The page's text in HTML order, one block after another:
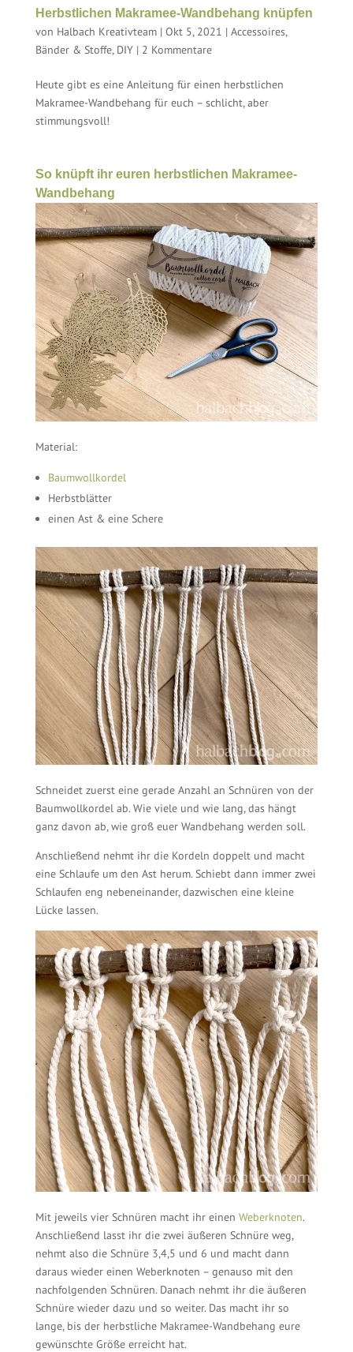
Herbstlichen Makramee-Wandbehang knüpfen
von Halbach Kreativteam| Okt 5, 2021 | Accessoires,
Bänder & Stoffe, DIY| 2 Kommentare
Heute gibt es eine Anleitung für einen herbstlichen
Makramee-Wandbehang für euch – schlicht, aber
stimmungsvoll!
So knüpft ihr euren herbstlichen Makramee-
Wandbehang
Material:
Baumwollkordel
Herbstblätter
einen Ast & eine Schere
Schneidet zuerst eine gerade Anzahl an Schnüren von der
Baumwollkordel ab. Wie viele und wie lang, das hängt
ganz davon ab, wie groß euer Wandbehang werden soll.
Anschließend nehmt ihr die Kordeln doppelt und macht
eine Schlaufe um den Ast herum. Schiebt dann immer zwei
Schlaufen eng nebeneinander, dazwischen eine kleine
Lücke lassen.
Mit jeweils vier Schnüren macht ihr einen Weberknoten.
Anschließend lasst ihr die zwei äußeren Schnüre weg,
nehmt also die Schnüre 3,4,5 und 6 und macht dann
daraus wieder einen Weberknoten – genauso mit den
nachfolgenden Schnüren. Danach nehmt ihr die äußeren
Schnüre wieder dazu und so weiter. Das macht ihr so
lange, bis der herbstliche Makramee-Wandbehang eure
gewünschte Größe erreicht hat.